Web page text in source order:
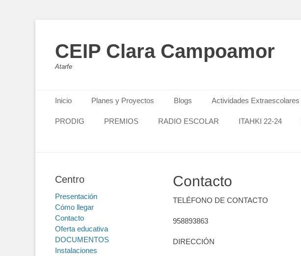
CEIP Clara Campoamor
Atarfe
Primary Menu
content
Inicio Planes y Proyectos Blogs Actividades Extraescolares
PRODIG PREMIOS RADIO ESCOLAR ITAHKI 22-24
Contacto
TELÉFONO DE CONTACTO
958893863
DIRECCIÓN
Centro
Presentación
Cómo llegar
Contacto
Oferta educativa
DOCUMENTOS
Instalaciones